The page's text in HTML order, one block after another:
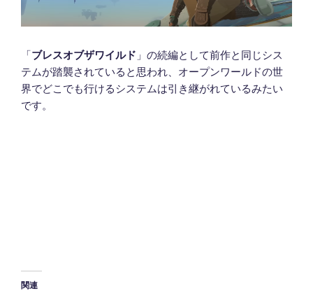
「ブレスオブザワイルド 」の続編として前作と同じシス
テムが踏襲されていると思われ、オープンワールドの世
界でどこでも行けるシステムは引き継がれているみたい
です。
関連